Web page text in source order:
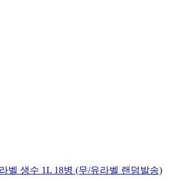
벨 생수 1L 18병 (무/유라벨 랜덤발송)